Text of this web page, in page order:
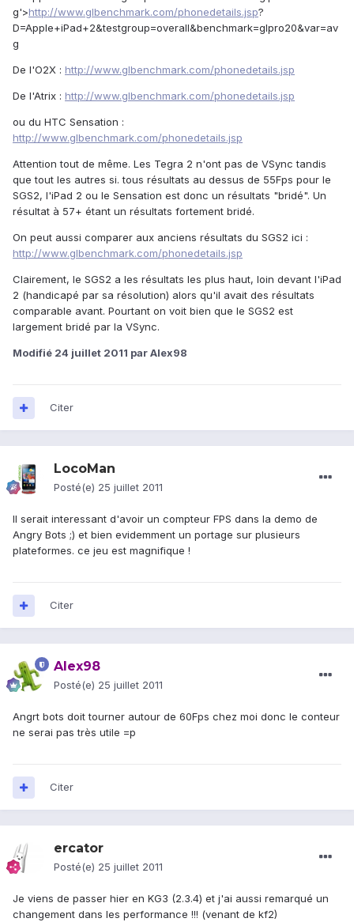
g'>http://www.glbenchmark.com/phonedetails.jsp?
D=Apple+iPad+2&testgroup=overall&benchmark=glpro20&var=av
g
De l'O2X : http://www.glbenchmark.com/phonedetails.jsp
De l'Atrix : http://www.glbenchmark.com/phonedetails.jsp
ou du HTC Sensation :
http://www.glbenchmark.com/phonedetails.jsp
Attention tout de même. Les Tegra 2 n'ont pas de VSync tandis
que tout les autres si. tous résultats au dessus de 55Fps pour le
SGS2, l'iPad 2 ou le Sensation est donc un résultats "bridé". Un
résultat à 57+ étant un résultats fortement bridé.
On peut aussi comparer aux anciens résultats du SGS2 ici :
http://www.glbenchmark.com/phonedetails.jsp
Clairement, le SGS2 a les résultats les plus haut, loin devant l'iPad
2 (handicapé par sa résolution) alors qu'il avait des résultats
comparable avant. Pourtant on voit bien que le SGS2 est
largement bridé par la VSync.
Modifié 24 juillet 2011 par Alex98
Citer
LocoMan
Posté(e) 25 juillet 2011
Il serait interessant d'avoir un compteur FPS dans la demo de
Angry Bots ;) et bien evidemment un portage sur plusieurs
plateformes. ce jeu est magnifique !
Citer
Alex98
Posté(e) 25 juillet 2011
Angrt bots doit tourner autour de 60Fps chez moi donc le conteur
ne serai pas très utile =p
Citer
ercator
Posté(e) 25 juillet 2011
Je viens de passer hier en KG3 (2.3.4) et j'ai aussi remarqué un
changement dans les performance !!! (venant de kf2)